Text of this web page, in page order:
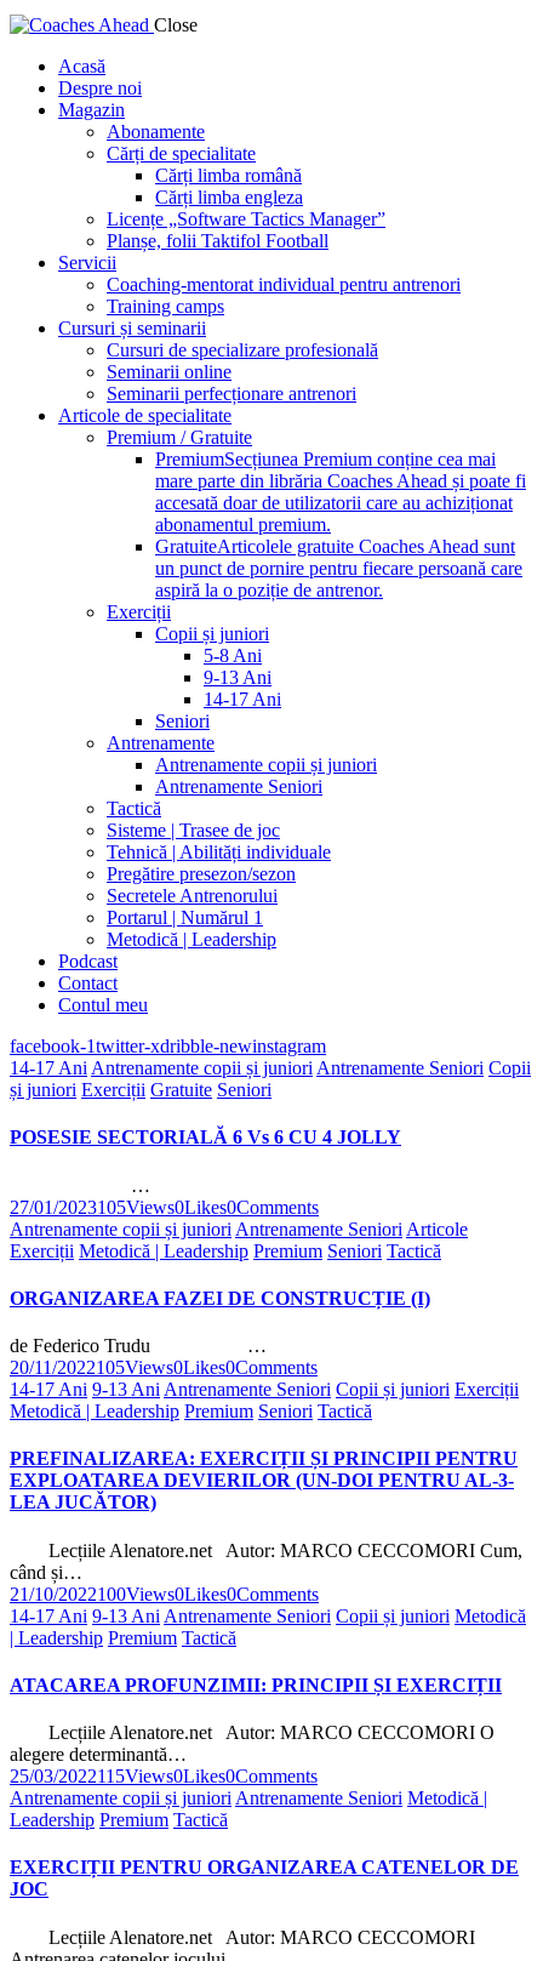
Close
Acasă
Despre noi
Magazin
Abonamente
Cărți de specialitate
Cărți limba română
Cărți limba engleza
Licențe „Software Tactics Manager”
Planșe, folii Taktifol Football
Servicii
Coaching-mentorat individual pentru antrenori
Training camps
Cursuri și seminarii
Cursuri de specializare profesională
Seminarii online
Seminarii perfecționare antrenori
Articole de specialitate
Premium / Gratuite
PremiumSecțiunea Premium conține cea mai
mare parte din librăria Coaches Ahead și poate fi
accesată doar de utilizatorii care au achiziționat
abonamentul premium.
GratuiteArticolele gratuite Coaches Ahead sunt
un punct de pornire pentru fiecare persoană care
aspiră la o poziție de antrenor.
Exerciții
Copii și juniori
5-8 Ani
9-13 Ani
14-17 Ani
Seniori
Antrenamente
Antrenamente copii și juniori
Antrenamente Seniori
Tactică
Sisteme | Trasee de joc
Tehnică | Abilități individuale
Pregătire presezon/sezon
Secretele Antrenorului
Portarul | Numărul 1
Metodică | Leadership
Podcast
Contact
Contul meu
facebook-1twitter-xdribble-newinstagram
14-17 Ani Antrenamente copii și juniori Antrenamente Seniori Copii
și juniori Exerciții Gratuite Seniori
POSESIE SECTORIALĂ 6 Vs 6 CU 4 JOLLY
…
27/01/2023105Views0Likes0Comments
Antrenamente copii și juniori Antrenamente Seniori Articole
Exerciții Metodică | Leadership Premium Seniori Tactică
ORGANIZAREA FAZEI DE CONSTRUCȚIE (I)
de Federico Trudu …
20/11/2022105Views0Likes0Comments
14-17 Ani 9-13 Ani Antrenamente Seniori Copii și juniori Exerciții
Metodică | Leadership Premium Seniori Tactică
PREFINALIZAREA: EXERCIȚII ȘI PRINCIPII PENTRU
EXPLOATAREA DEVIERILOR (UN-DOI PENTRU AL-3-
LEA JUCĂTOR)
Lecțiile Alenatore.net Autor: MARCO CECCOMORI Cum,
când și…
21/10/2022100Views0Likes0Comments
14-17 Ani 9-13 Ani Antrenamente Seniori Copii și juniori Metodică
| Leadership Premium Tactică
ATACAREA PROFUNZIMII: PRINCIPII ȘI EXERCIȚII
Lecțiile Alenatore.net Autor: MARCO CECCOMORI O
alegere determinantă…
25/03/2022115Views0Likes0Comments
Antrenamente copii și juniori Antrenamente Seniori Metodică |
Leadership Premium Tactică
EXERCIȚII PENTRU ORGANIZAREA CATENELOR DE
JOC
Lecțiile Alenatore.net Autor: MARCO CECCOMORI